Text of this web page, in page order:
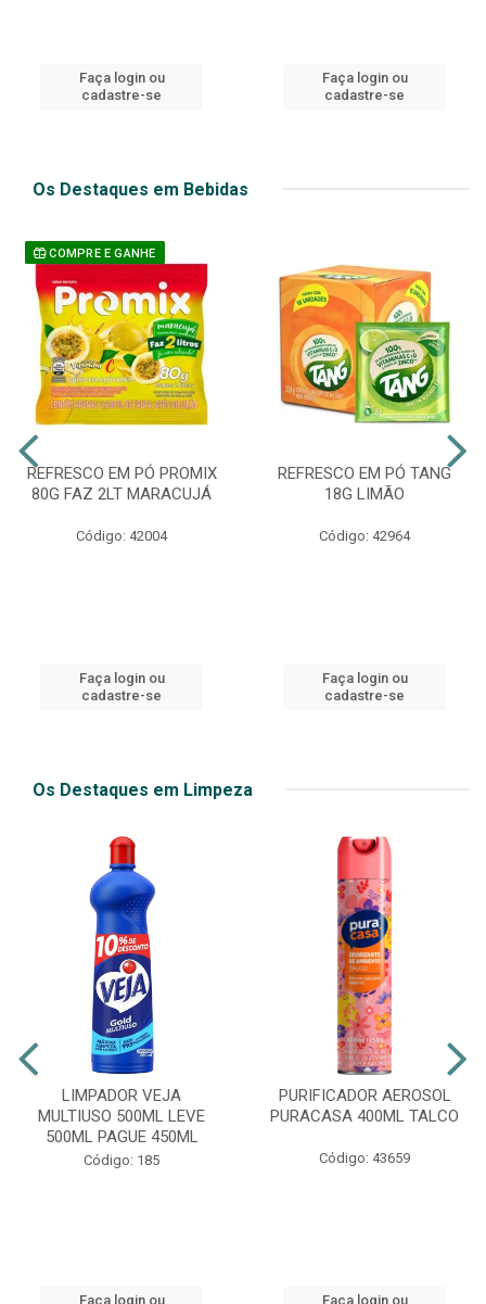
Faça login ou
cadastre-se
Faça login ou
cadastre-se
Os Destaques em Bebidas
COMPRE E GANHE
REFRESCO EM PÓ PROMIX
80G FAZ 2LT MARACUJÁ
Código: 42004
Faça login ou
cadastre-se
REFRESCO EM PÓ TANG
18G LIMÃO
Código: 42964
Faça login ou
cadastre-se
Os Destaques em Limpeza
LIMPADOR VEJA
MULTIUSO 500ML LEVE
500ML PAGUE 450ML
Código: 185
Faça login ou
PURIFICADOR AEROSOL
PURACASA 400ML TALCO
Código: 43659
Faça login ou